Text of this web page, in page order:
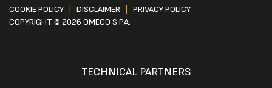
COOKIE POLICY DISCLAIMER
PRIVACY POLICY
COPYRIGHT © 2026 OMECO S.P.A.
TECHNICAL PARTNERS